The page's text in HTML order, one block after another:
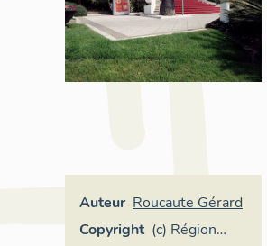
Auteur Roucaute Gérard
Copyright (c) Région